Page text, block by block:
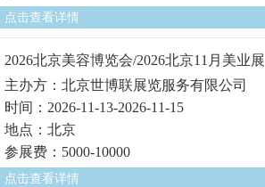
点击查看详情
2026北京美容博览会/2026北京11月美业展
主办方：北京世博联展览服务有限公司
时间：2026-11-13-2026-11-15
地点：北京
参展费：5000-10000
点击查看详情